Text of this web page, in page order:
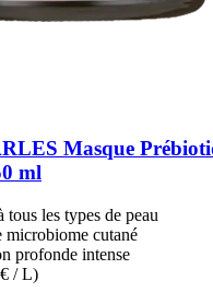
Masque
ml
tous les types de peau
microbiome cutané
profonde intense
/ L)